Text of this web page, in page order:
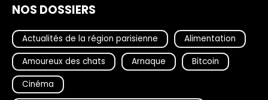
NOS DOSSIERS
Actualités de la région parisienne
Alimentation
Amoureux des chats
Arnaque
Bitcoin
Cinéma